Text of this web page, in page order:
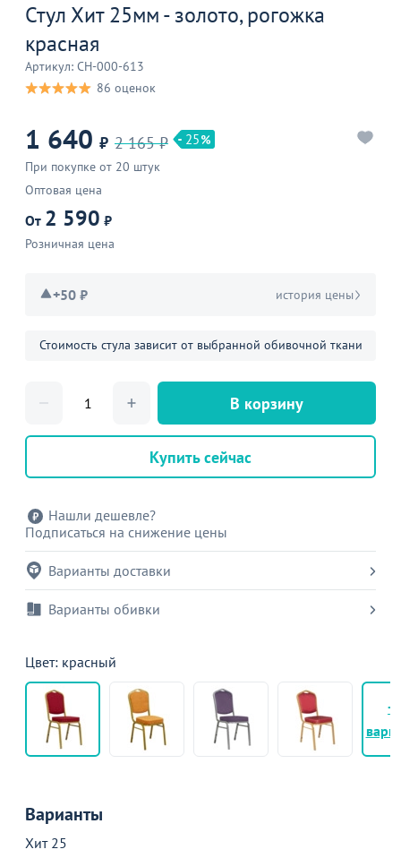
Стул Хит 25мм - золото, рогожка
красная
Артикул: CH-000-613
86 оценок
1 640 ₽ 2 165 ₽ 25
При покупке от 20 штук
Оптовая цена
От 2 590 ₽
Розничная цена
+50 ₽ история цены
Стоимость стула зависит от выбранной обивочной ткани
В корзину
Купить сейчас
Нашли дешевле?
Подписаться на снижение цены
Варианты доставки
Варианты обивки
Цвет: красный
Варианты
Хит 25